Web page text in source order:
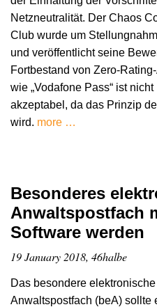
Netzneutralität. Der Chaos
Club wurde um
und veröffentlicht seine
Fortbestand von Zero-
wie „Vodafone Pass“ ist nicht
akzeptabel, da das Prinzip
wird. more …
Besonderes
Anwaltspostfach
Software werden
19 January 2018, 46halbe
Das besondere elektronische
Anwaltspostfach (beA) sollte